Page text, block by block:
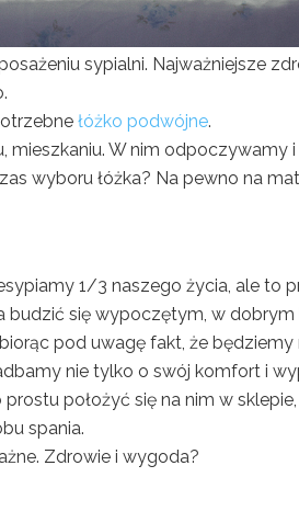
sypialni. Najważniejsze
łóżko podwójne.
W nim odpoczywamy
wyboru łóżka? Na pewno na
1/3 naszego życia, ale to
budzić się wypoczętym, w
pod uwagę fakt, że
nie tylko o swój komfort i
położyć się na nim w
spania.
Zdrowie i wygoda?